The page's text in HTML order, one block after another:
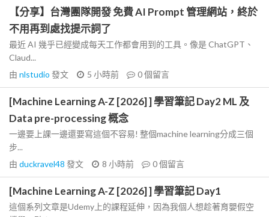
【分享】台灣團隊開發 免費 AI Prompt 管理網站，終於
不用再到處找提示詞了
最近 AI 幾乎已經變成每天工作都會用到的工具。像是 ChatGPT、
Claud...
由 nlstudio 發文 5 小時前 0個留言
[Machine Learning A-Z [2026] ] 學習筆記 Day2 ML 及
Data pre-processing 概念
一邊要上課一邊還要寫這個不容易! 整個machine learning分成三個
步...
由 duckravel48 發文 8 小時前 0個留言
[Machine Learning A-Z [2026] ] 學習筆記 Day1
這個系列文章是Udemy上的課程延伸，因為我個人想趁著育嬰假空